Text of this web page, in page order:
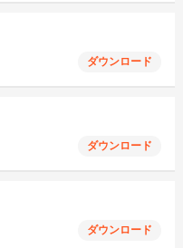
ダウンロード
ダウンロード
ダウンロード